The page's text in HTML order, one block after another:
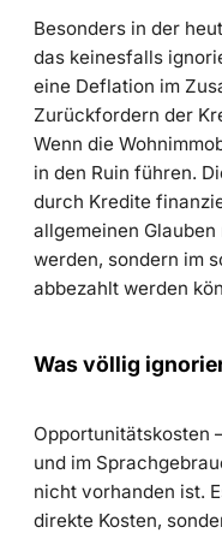
Besonders in der
das keinesfalls
eine Deflation im
Zurückfordern der
Wenn die
in den Ruin führen.
durch Kredite
allgemeinen
werden, sondern im
abbezahlt werden
Was völlig
Opportunitätskosten
und im
nicht vorhanden ist.
direkte Kosten,